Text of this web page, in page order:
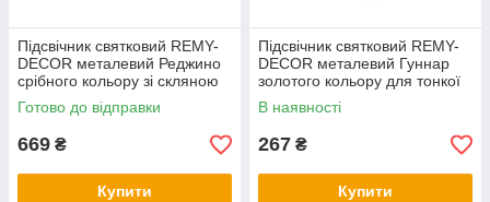
Підсвічник святковий REMY-
DEСOR металевий Реджино
срібного кольору зі скляною
колбою висота 38 см
Готово до відправки
669 ₴
Купити
Підсвічник святковий REMY-
DEСOR металевий Гуннар
золотого кольору для тонкої
свічки висота 23 см декор
дому
В наявності
267 ₴
Купити